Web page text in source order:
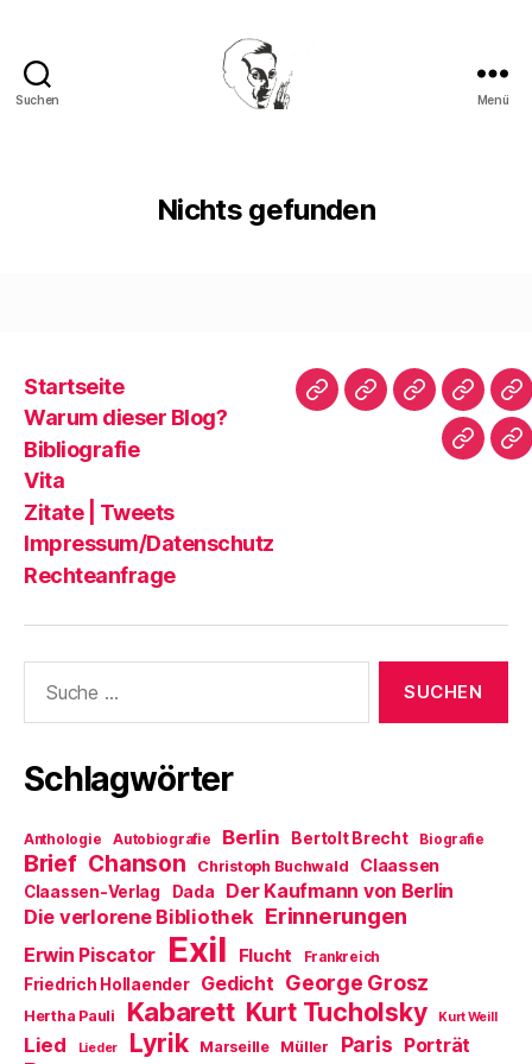
Suchen Menü
Nichts gefunden
Startseite
Warum dieser Blog?
Bibliografie
Vita
Zitate | Tweets
Impressum/Datenschutz
Rechteanfrage
Startseite
WarumBibliografie
Vita
|
nach:
Schlagwörter
Anthologie Autobiografie Berlin Bertolt Brecht Biografie
Brief Chanson Christoph Buchwald Claassen
Claassen-Verlag Dada Der Kaufmann von Berlin
Die verlorene Bibliothek Erinnerungen
Erwin Piscator Exil Flucht Frankreich
Friedrich Hollaender Gedicht George Grosz
Hertha Pauli Kabarett Kurt Tucholsky Kurt Weill
Lied Lieder Lyrik Marseille Müller Paris Porträt